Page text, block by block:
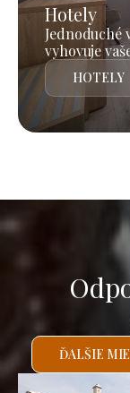
Hotely
Jednoduché
vyhovuje
HOTELY
ĎALŠIE